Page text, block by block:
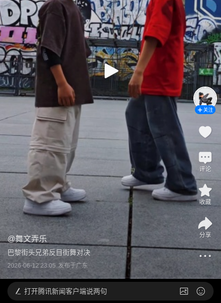
@舞文弄乐
巴黎街头兄弟反目街舞对决
2026-06-12 23:05 发布于广东
关注
评论
收藏
分享
打开腾讯新闻客户端说两句